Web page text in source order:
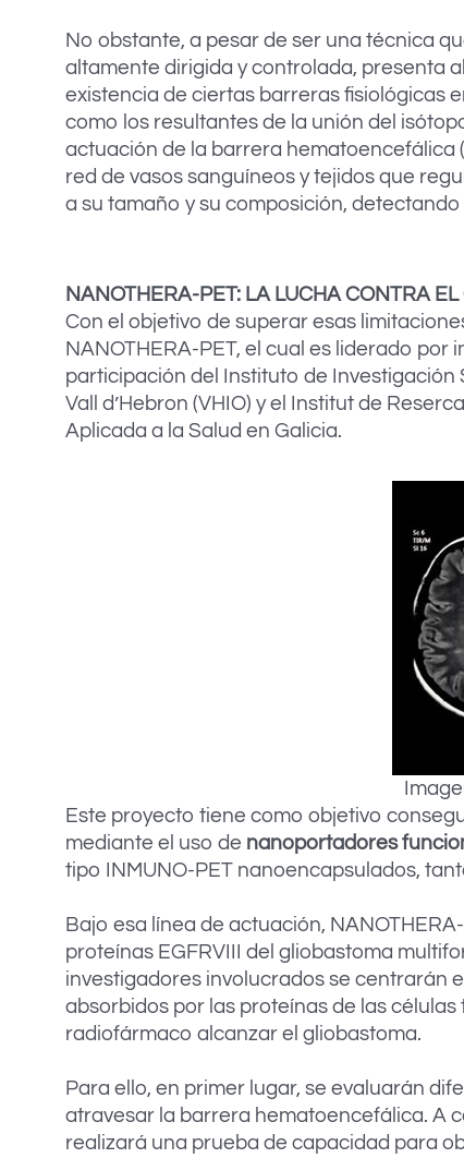
No obstante, a pesar de ser una técnica
altamente dirigida y controlada, presenta
existencia de ciertas barreras fisiológicas
como los resultantes de la unión del
actuación de la barrera hematoencefálica
red de vasos sanguíneos y tejidos que
a su tamaño y su composición,
NANOTHERA-PET: LA LUCHA CONTRA
Con el objetivo de superar esas
NANOTHERA-PET, el cual es liderado por
participación del Instituto de Investigación
Vall d’Hebron (VHIO) y el Institut de
Aplicada a la Salud en Galicia.
Este proyecto tiene como objetivo
mediante el uso de nanoportadores
tipo INMUNO-PET nanoencapsulados,
Bajo esa línea de actuación,
proteínas EGFRVIII del gliobastoma
investigadores involucrados se centrarán
absorbidos por las proteínas de las
radiofármaco alcanzar el gliobastoma.
Para ello, en primer lugar, se evaluarán
atravesar la barrera hematoencefálica. A
realizará una prueba de capacidad para